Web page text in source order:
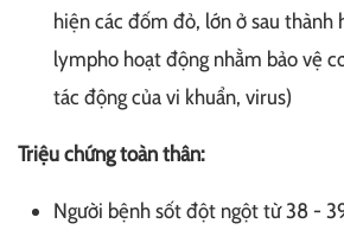
hiện các đốm đỏ, lớn ở sau thành
lympho hoạt động nhằm bảo vệ
tác động của vi khuẩn, virus)
Triệu chứng toàn thân:
Người bệnh sốt đột ngột từ 38 -